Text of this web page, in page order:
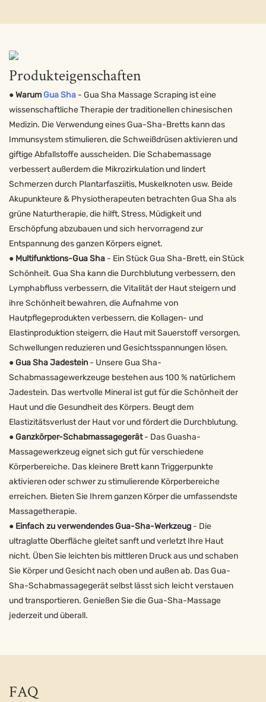
Produkteigenschaften
● WarumGua Sha - Gua Sha Massage Scraping ist eine
wissenschaftliche Therapie der traditionellen chinesischen
Medizin. Die Verwendung eines Gua-Sha-Bretts kann das
Immunsystem stimulieren, die Schweißdrüsen aktivieren und
giftige Abfallstoffe ausscheiden. Die Schabemassage
verbessert außerdem die Mikrozirkulation und lindert
Schmerzen durch Plantarfasziitis, Muskelknoten usw. Beide
Akupunkteure & Physiotherapeuten betrachten Gua Sha als
grüne Naturtherapie, die hilft, Stress, Müdigkeit und
Erschöpfung abzubauen und sich hervorragend zur
Entspannung des ganzen Körpers eignet.
● Multifunktions-Gua Sha - Ein Stück Gua Sha-Brett, ein Stück
Schönheit. Gua Sha kann die Durchblutung verbessern, den
Lymphabfluss verbessern, die Vitalität der Haut steigern und
ihre Schönheit bewahren, die Aufnahme von
Hautpflegeprodukten verbessern, die Kollagen- und
Elastinproduktion steigern, die Haut mit Sauerstoff versorgen,
Schwellungen reduzieren und Gesichtsspannungen lösen.
●Gua Sha Jadestein - Unsere Gua Sha-
Schabmassagewerkzeuge bestehen aus 100 % natürlichem
Jadestein. Das wertvolle Mineral ist gut für die Schönheit der
Haut und die Gesundheit des Körpers. Beugt dem
Elastizitätsverlust der Haut vor und fördert die Durchblutung.
●Ganzkörper-Schabmassagegerät- Das Guasha-
Massagewerkzeug eignet sich gut für verschiedene
Körperbereiche. Das kleinere Brett kann Triggerpunkte
aktivieren oder schwer zu stimulierende Körperbereiche
erreichen. Bieten Sie Ihrem ganzen Körper die umfassendste
Massagetherapie.
● Einfach zu verwendendes Gua-Sha-Werkzeug - Die
ultraglatte Oberfläche gleitet sanft und verletzt Ihre Haut
nicht. Üben Sie leichten bis mittleren Druck aus und schaben
Sie Körper und Gesicht nach oben und außen ab. Das Gua-
Sha-Schabmassagegerät selbst lässt sich leicht verstauen
und transportieren. Genießen Sie die Gua-Sha-Massage
jederzeit und überall.
FAQ